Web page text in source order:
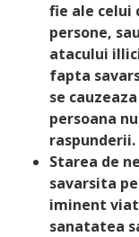
fie ale celui
persone,
atacului
fapta
se
persoana
raspunderii.
Starea de
savarsita
iminent
sanatatea